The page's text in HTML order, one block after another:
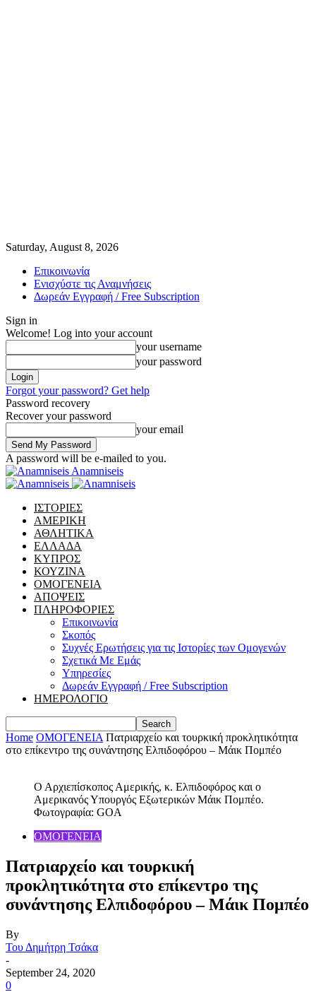
Saturday, August 8, 2026
Επικοινωνία
Ενισχύστε τις Αναμνήσεις
Δωρεάν Εγγραφή / Free Subscription
Sign in
Welcome! Log into your account
your username
your password
Forgot your password? Get help
Password recovery
Recover your password
your email
A password will be e-mailed to you.
Anamniseis
ΙΣΤΟΡΙΕΣ
ΑΜΕΡΙΚΗ
ΑΘΛΗΤΙΚΑ
ΕΛΛΑΔΑ
ΚΥΠΡΟΣ
ΚΟΥΖΙΝΑ
ΟΜΟΓΕΝΕΙΑ
ΑΠΟΨΕΙΣ
ΠΛΗΡΟΦΟΡΙΕΣ
Επικοινωνία
Σκοπός
Συχνές Ερωτήσεις για τις Ιστορίες των Ομογενών
Σχετικά Με Εμάς
Υπηρεσίες
Δωρεάν Εγγραφή / Free Subscription
ΗΜΕΡΟΛΟΓΙΟ
Home ΟΜΟΓΕΝΕΙΑ Πατριαρχείο και τουρκική προκλητικότητα
στο επίκεντρο της συνάντησης Ελπιδοφόρου – Μάικ Πομπέο
Ο Αρχιεπίσκοπος Αμερικής, κ. Ελπιδοφόρος και ο
Αμερικανός Υπουργός Εξωτερικών Μάικ Πομπέο.
Φωτογραφία: GOA
ΟΜΟΓΕΝΕΙΑ
Πατριαρχείο και τουρκική
προκλητικότητα στο επίκεντρο της
συνάντησης Ελπιδοφόρου – Μάικ Πομπέο
By
Του Δημήτρη Τσάκα
-
September 24, 2020
0